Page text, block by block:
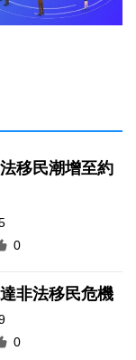
移民潮增至約
0
非法移民危機
0